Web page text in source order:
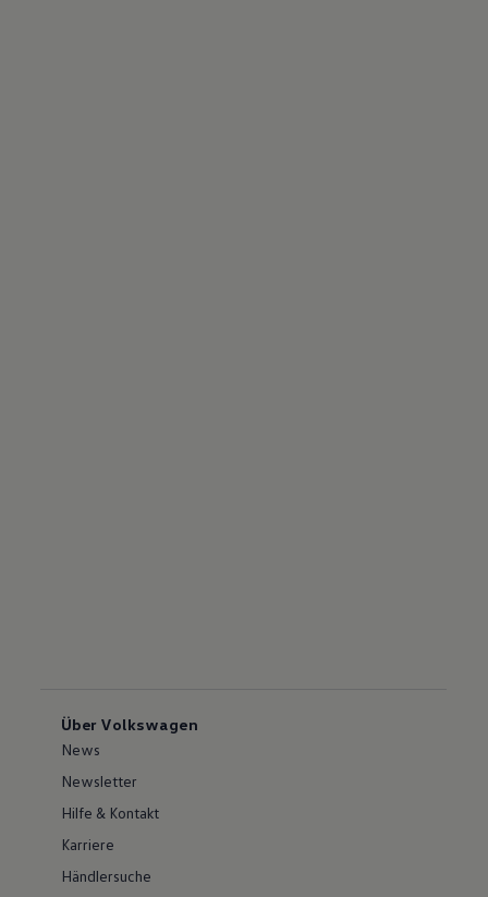
Über Volkswagen
News
Newsletter
Hilfe & Kontakt
Karriere
Händlersuche